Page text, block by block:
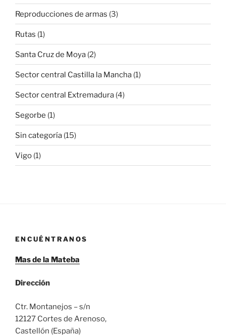
Reproducciones de armas (3)
Rutas (1)
Santa Cruz de Moya (2)
Sector central Castilla la Mancha (1)
Sector central Extremadura (4)
Segorbe (1)
Sin categoría (15)
Vigo (1)
ENCUÉNTRANOS
Mas de la Mateba
Dirección
Ctr. Montanejos – s/n
12127 Cortes de Arenoso,
Castellón (España)